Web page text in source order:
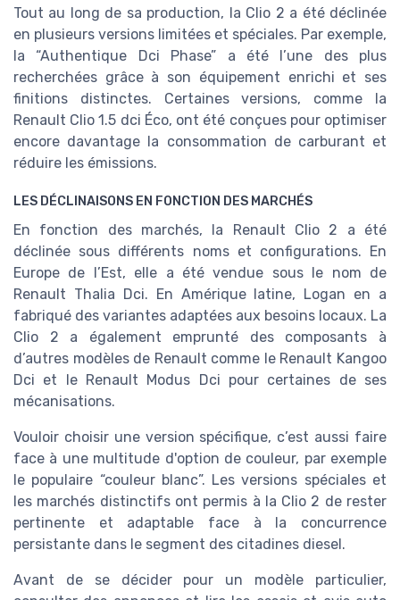
Tout au long de sa production, la Clio 2 a été déclinée
en plusieurs versions limitées et spéciales. Par exemple,
la “Authentique Dci Phase” a été l’une des plus
recherchées grâce à son équipement enrichi et ses
finitions distinctes. Certaines versions, comme la
Renault Clio 1.5 dci Éco, ont été conçues pour optimiser
encore davantage la consommation de carburant et
réduire les émissions.
LES DÉCLINAISONS EN FONCTION DES MARCHÉS
En fonction des marchés, la Renault Clio 2 a été
déclinée sous différents noms et configurations. En
Europe de l’Est, elle a été vendue sous le nom de
Renault Thalia Dci. En Amérique latine, Logan en a
fabriqué des variantes adaptées aux besoins locaux. La
Clio 2 a également emprunté des composants à
d’autres modèles de Renault comme le Renault Kangoo
Dci et le Renault Modus Dci pour certaines de ses
mécanisations.
Vouloir choisir une version spécifique, c’est aussi faire
face à une multitude d'option de couleur, par exemple
le populaire “couleur blanc”. Les versions spéciales et
les marchés distinctifs ont permis à la Clio 2 de rester
pertinente et adaptable face à la concurrence
persistante dans le segment des citadines diesel.
Avant de se décider pour un modèle particulier,